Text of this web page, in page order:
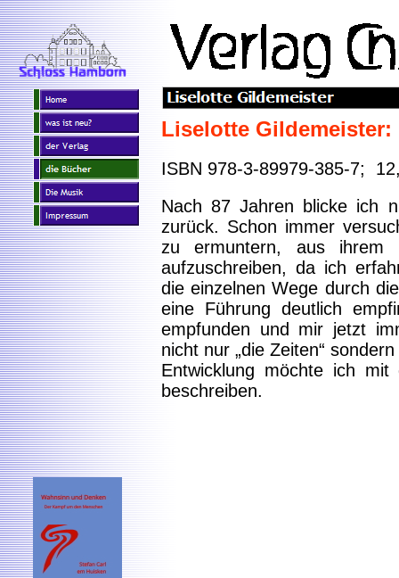
Liselotte
ISBN 978-3-89979-385-7;
Nach 87 Jahren blicke ich
zurück. Schon immer
zu ermuntern, aus ihrem
aufzuschreiben, da ich
die einzelnen Wege durch
eine Führung deutlich
empfunden und mir jetzt
nicht nur „die Zeiten“
Entwicklung möchte ich mit
beschreiben.